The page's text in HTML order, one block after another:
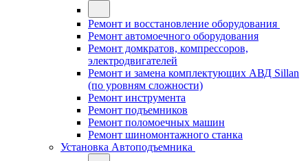
Ремонт и восстановление оборудования
Ремонт автомоечного оборудования
Ремонт домкратов, компрессоров,
электродвигателей
Ремонт и замена комплектующих АВД Sillan
(по уровням сложности)
Ремонт инструмента
Ремонт подъемников
Ремонт поломоечных машин
Ремонт шиномонтажного станка
Установка Автоподъемника